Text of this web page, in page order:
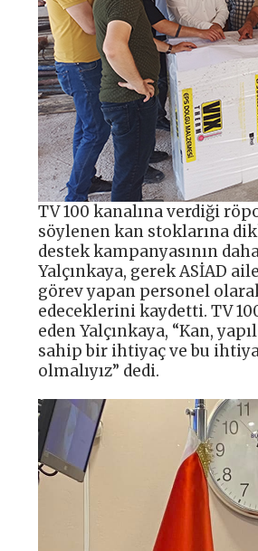
TV 100 kanalına verdiği
söylenen kan stoklarına
destek kampanyasının
Yalçınkaya, gerek ASİAD
görev yapan personel
edeceklerini kaydetti. TV
eden Yalçınkaya, “Kan,
sahip bir ihtiyaç ve bu
olmalıyız” dedi.